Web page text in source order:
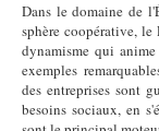
Dans le domaine de
sphère coopérative, le
dynamisme qui
exemples
des entreprises sont
besoins sociaux, en